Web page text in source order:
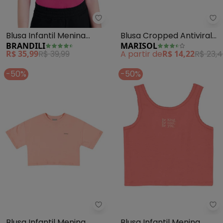
Brandili - Blusa Infantil Menina
Blusa Infantil Menina
Cotton(Rosa)
BRANDILI
R$ 35,99R$ 39,99
Blusa Cropped Antiviral
Manga Curta (Rosa)
MARISOL
A partir deR$ 14,22R$
-50%
Colorittá - Blusa Infantil
-50%